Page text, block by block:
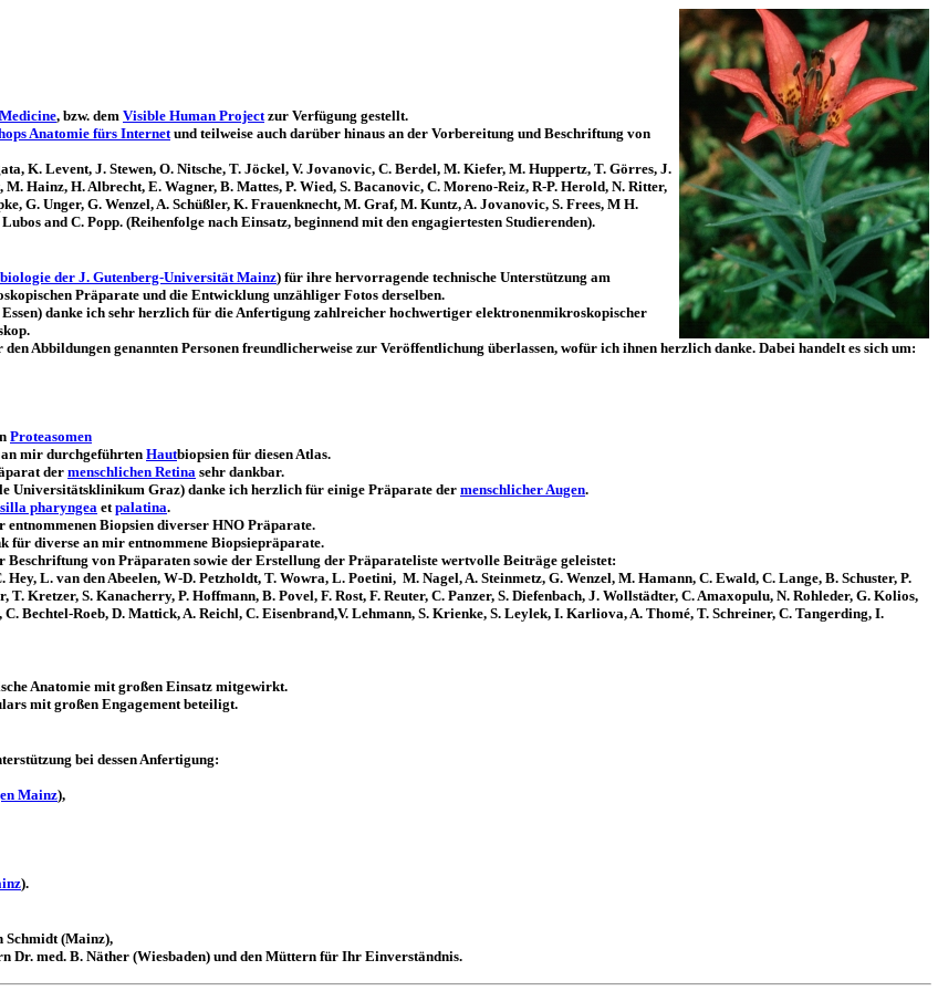
, bzw. dem Visible Human Projectzur Verfügung gestellt.
Anatomie fürs Internetund teilweise auch darüber hinaus an der Vorbereitung und Beschriftung von
K. Levent, J. Stewen, O. Nitsche, T. Jöckel, V. Jovanovic, C. Berdel, M. Kiefer, M. Huppertz, T. Görres, J.
Hainz, H. Albrecht, E. Wagner, B. Mattes, P. Wied, S. Bacanovic, C. Moreno-Reiz, R-P. Herold, N. Ritter,
G. Unger, G. Wenzel, A. Schüßler, K. Frauenknecht, M. Graf, M. Kuntz, A. Jovanovic, S. Frees, M H.
and C. Popp. (Reihenfolge nach Einsatz, beginnend mit den engagiertesten Studierenden).
der J. Gutenberg-Universität Mainz) für ihre hervorragende technische Unterstützung am
Präparate und die Entwicklung unzähliger Fotos derselben.
danke ich sehr herzlich für die Anfertigung zahlreicher hochwertiger elektronenmikroskopischer
Abbildungen genannten Personen freundlicherweise zur Veröffentlichung überlassen, wofür ich ihnen herzlich danke. Dabei handelt es sich um:
Proteasomen
mir durchgeführten Hautbiopsien für diesen Atlas.
der menschlichen Retina sehr dankbar.
Universitätsklinikum Graz) danke ich herzlich für einige Präparate der menschlicher Augen.
pharyngea etpalatina.
entnommenen Biopsien diverser HNO Präparate.
diverse an mir entnommene Biopsiepräparate.
von Präparaten sowie der Erstellung der Präparateliste wertvolle Beiträge geleistet:
L. van den Abeelen, W-D. Petzholdt, T. Wowra, L. Poetini, M. Nagel, A. Steinmetz, G. Wenzel, M. Hamann, C. Ewald, C. Lange, B. Schuster, P.
Kretzer, S. Kanacherry, P. Hoffmann, B. Povel, F. Rost, F. Reuter, C. Panzer, S. Diefenbach, J. Wollstädter, C. Amaxopulu, N. Rohleder, G. Kolios,
Bechtel-Roeb, D. Mattick, A. Reichl, C. Eisenbrand,V. Lehmann, S. Krienke, S. Leylek, I. Karliova, A. Thomé, T. Schreiner, C. Tangerding, I.
Anatomie mit großen Einsatz mitgewirkt.
mit großen Engagement beteiligt.
bei dessen Anfertigung:
Mainz),
).
Schmidt (Mainz),
med. B. Näther (Wiesbaden) und den Müttern für Ihr Einverständnis.